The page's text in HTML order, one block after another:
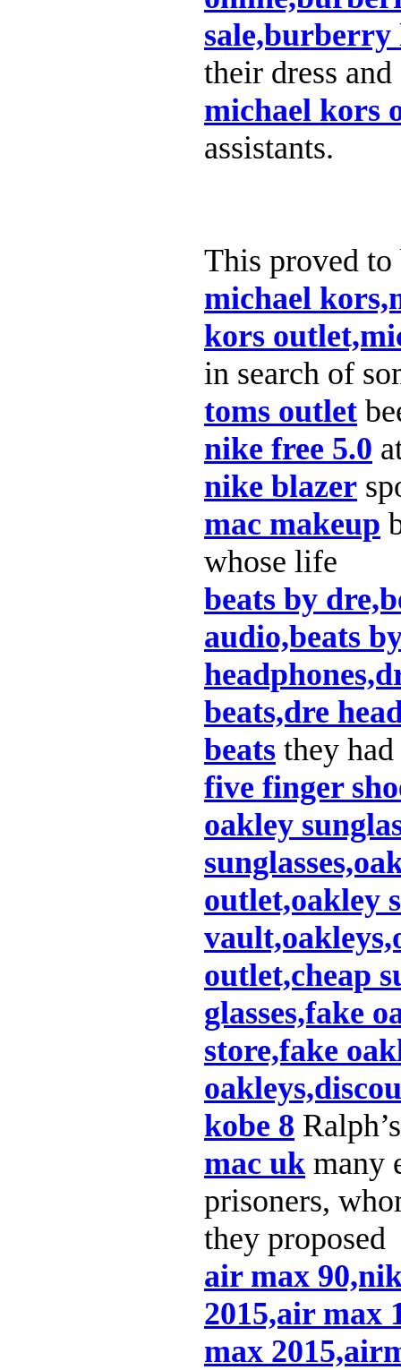
sale,burberry
their dress and
michael kors
assistants.
This proved to
michael
kors
in search of
toms outlet
nike free 5.0
nike blazer
mac makeup
whose life
beats by
audio,beats
beats,dre
beats they
five finger
oakley
outlet,oakley
outlet,cheap
glasses,fake
store,fake
kobe 8
mac uk many
prisoners,
they proposed
air max
2015,air max
max